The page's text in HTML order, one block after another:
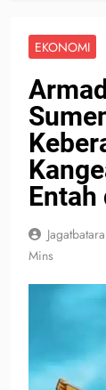
EKONOMI
Entah
Mins